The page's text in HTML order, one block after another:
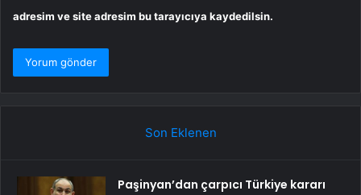
adresim ve site adresim bu tarayıcıya kaydedilsin.
Son Eklenen
Paşinyan’dan çarpıcı Türkiye kararı